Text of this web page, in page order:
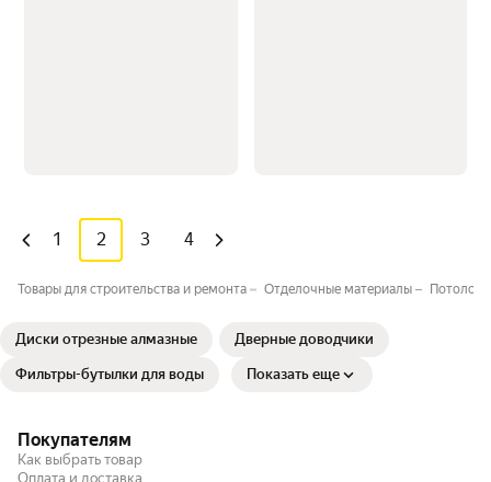
1 2 3 4
Товары для строительства и ремонта Отделочные материалы
Диски отрезные алмазные Дверные доводчики
Фильтры-бутылки для воды Показать еще
Покупателям
Как выбрать товар
Оплата и доставка